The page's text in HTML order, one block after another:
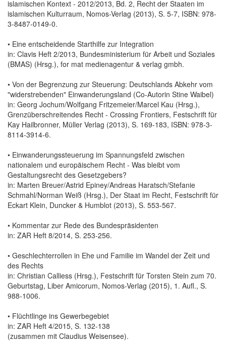
islamischen Kontext - 2012/2013, Bd. 2, Recht der Staaten im
islamischen Kulturraum, Nomos-Verlag (2013), S. 5-7, ISBN: 978-
3-8487-0149-0.
• Eine entscheidende Starthilfe zur Integration
in: Clavis Heft 2/2013, Bundesministerium für Arbeit und Soziales
(BMAS) (Hrsg.), for mat medienagentur & verlag gmbh.
• Von der Begrenzung zur Steuerung: Deutschlands Abkehr vom
"widerstrebenden" Einwanderungsland (Co-Autorin Stine Waibel)
in: Georg Jochum/Wolfgang Fritzemeier/Marcel Kau (Hrsg.),
Grenzüberschreitendes Recht - Crossing Frontiers, Festschrift für
Kay Hailbronner, Müller Verlag (2013), S. 169-183, ISBN: 978-3-
8114-3914-6.
• Einwanderungssteuerung im Spannungsfeld zwischen
nationalem und europäischem Recht - Was bleibt vom
Gestaltungsrecht des Gesetzgebers?
in: Marten Breuer/Astrid Epiney/Andreas Haratsch/Stefanie
Schmahl/Norman Weiß (Hrsg.), Der Staat im Recht, Festschrift für
Eckart Klein, Duncker & Humblot (2013), S. 553-567.
• Kommentar zur Rede des Bundespräsidenten
in: ZAR Heft 8/2014, S. 253-256.
• Geschlechterrollen in Ehe und Familie im Wandel der Zeit und
des Rechts
in: Christian Calliess (Hrsg.), Festschrift für Torsten Stein zum 70.
Geburtstag, Liber Amicorum, Nomos-Verlag (2015), 1. Aufl., S.
988-1006.
• Flüchtlinge ins Gewerbegebiet
in: ZAR Heft 4/2015, S. 132-138
(zusammen mit Claudius Weisensee).